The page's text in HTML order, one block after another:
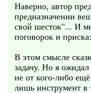
Наверно, автор
предназначении
свой шесток"... И
поговорок и
В этом смысле
задачу. Но я
не от кого-либо
лишь инструмент в